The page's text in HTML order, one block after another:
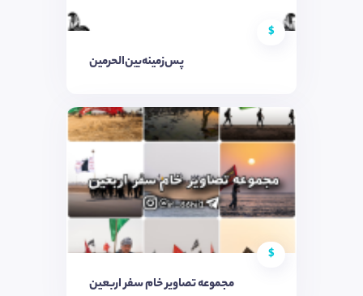
$
پس‌زمینه‌بین‌الحرمین
$
مجموعه تصاویر خام سفر اربعین